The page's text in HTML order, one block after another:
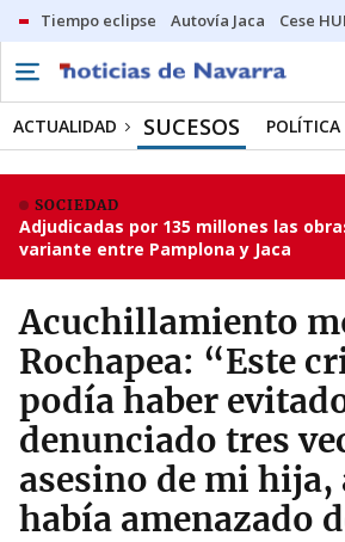
Tiempo eclipse Autovía Jaca Cese
ACTUALIDAD SUCESOS POLÍTICA
SOCIEDAD
Adjudicadas por 135 millones las
variante entre Pamplona y Jaca
Acuchillamiento
Rochapea: “Este
podía haber
denunciado tres
asesino de mi hija,
había amenazado